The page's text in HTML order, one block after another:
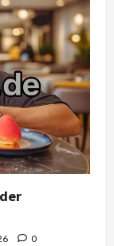
0